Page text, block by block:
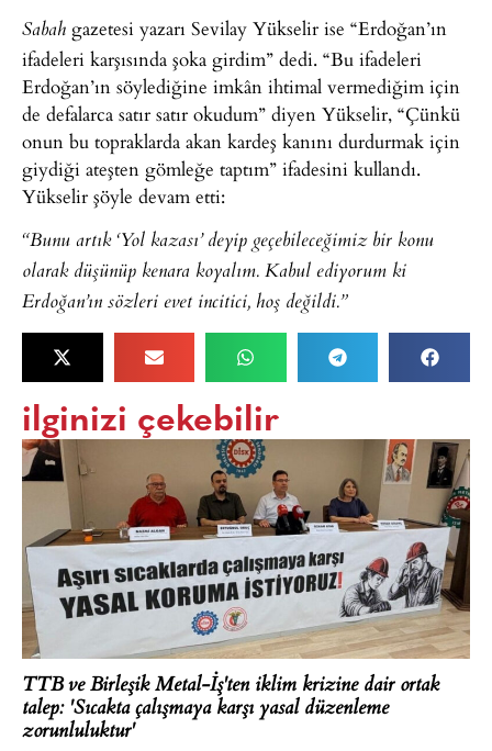
Sabah gazetesi yazarı Sevilay Yükselir ise “Erdoğan’ın
ifadeleri karşısında şoka girdim” dedi. “Bu ifadeleri
Erdoğan’ın söylediğine imkân ihtimal vermediğim için
de defalarca satır satır okudum” diyen Yükselir, “Çünkü
onun bu topraklarda akan kardeş kanını durdurmak için
giydiği ateşten gömleğe taptım” ifadesini kullandı.
Yükselir şöyle devam etti:
“Bunu artık ‘Yol kazası’ deyip geçebileceğimiz bir konu
olarak düşünüp kenara koyalım. Kabul ediyorum ki
Erdoğan’ın sözleri evet incitici, hoş değildi.”
ilginizi çekebilir
TTB ve Birleşik Metal-İş'ten iklim krizine dair ortak
talep: 'Sıcakta çalışmaya karşı yasal düzenleme
zorunluluktur'